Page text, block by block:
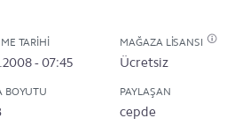
TARIHI
- 07:45
MAĞAZA LISANSI
Ücretsiz
BOYUTU PAYLAŞAN
cepde